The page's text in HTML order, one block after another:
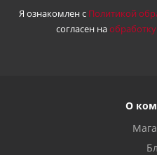
Я ознакомлен с Политикой
согласен на
О